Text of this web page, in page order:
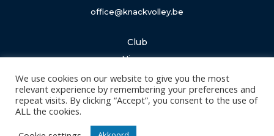
office@knackvolley.be
Club
Nieuws
Team
Organisatie
Partner worden
We use cookies on our website to give you the most
relevant experience by remembering your preferences and
repeat visits. By clicking “Accept”, you consent to the use of
ALL the cookies.